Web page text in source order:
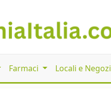
Farmaci Locali e Negozi